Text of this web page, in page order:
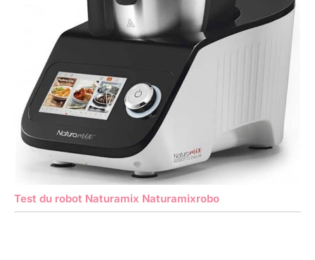
Test du robot Naturamix Naturamixrobo